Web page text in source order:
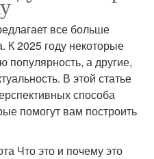
все больше
К 2025 году некоторые
а другие,
В этой статье
способа
помогут вам построить
Что это и почему это